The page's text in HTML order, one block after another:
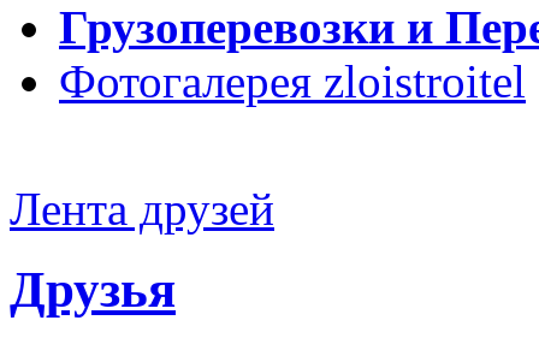
Грузоперевозки и
Фотогалерея zloistroitel
Лента друзей
Друзья